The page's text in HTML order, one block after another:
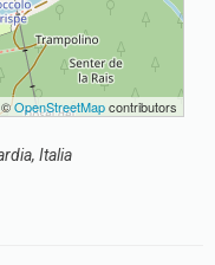
©OpenStreetMapcontributors
Italia